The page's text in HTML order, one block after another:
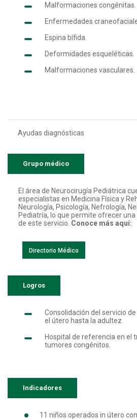
Malformaciones congénitas.
Enfermedades
Espina bífida.
Deformidades esqueléticas.
Malformaciones vasculares.
Ayudas diagnósticas
Grupo médico
El área de Neurocirugía Pediátrica
especialistas en Medicina Física y
Neurología, Psicología, Nefrología,
Pediatría, lo que permite ofrecer
de este servicio. Conoce más aquí:
Directorio Médico
Logros
Consolidación del servicio
el útero hasta la adultez.
Hospital de referencia en el
tumores congénitos.
Indicadores
11 niños operados in útero